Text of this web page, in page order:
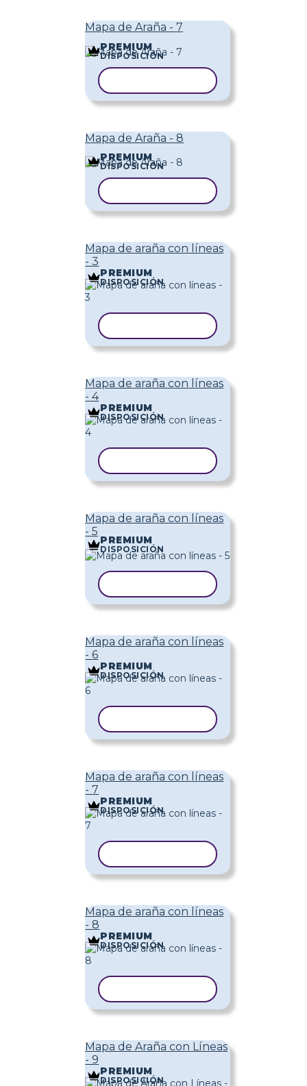
Mapa de Araña - 7
PREMIUM
DISPOSICIÓN
Mapa de Araña - 8
PREMIUM
DISPOSICIÓN
Mapa de araña con líneas
- 3
PREMIUM
DISPOSICIÓN
Mapa de araña con líneas
- 4
PREMIUM
DISPOSICIÓN
Mapa de araña con líneas
- 5
PREMIUM
DISPOSICIÓN
Mapa de araña con líneas
- 6
PREMIUM
DISPOSICIÓN
Mapa de araña con líneas
- 7
PREMIUM
DISPOSICIÓN
Mapa de araña con líneas
- 8
PREMIUM
DISPOSICIÓN
Mapa de Araña con Líneas
- 9
PREMIUM
DISPOSICIÓN